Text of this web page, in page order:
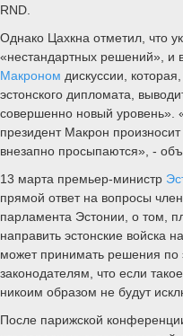
RND.
Однако Цахкна отметил, что
«нестандартных решений», и
Макроном дискуссии,
эстонского дипломата,
совершенно новый уровень».
президент Макрон
внезапно просыпаются», -
13 марта премьер-министр
прямой ответ на вопросы
парламента Эстонии, о том,
направить эстонские войска на
может принимать решения по
законодателям, что если
никоим образом не будут
После парижской